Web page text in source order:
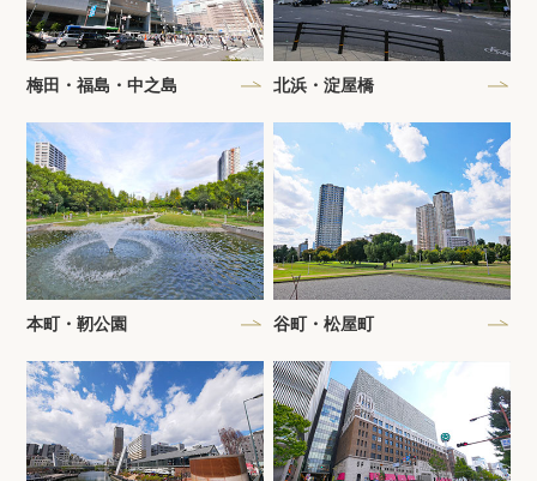
梅田・福島・中之島 北浜・淀屋橋
本町・靭公園 谷町・松屋町